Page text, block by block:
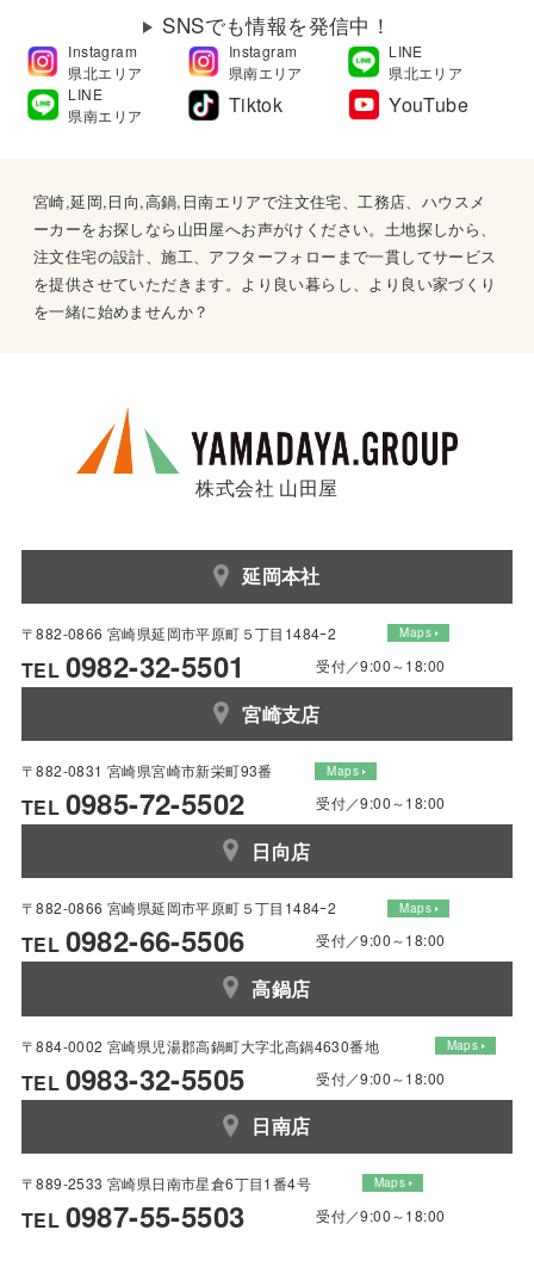
SNSでも情報を発信中！
Instagram
県北エリア
Instagram
県南エリア
LINE
県北エリア
LINE
県南エリア
Tiktok YouTube
宮崎,延岡,日向,高鍋,日南エリアで注文住宅、工務店、ハウスメ
ーカーをお探しなら山田屋へお声がけください。土地探しから、
注文住宅の設計、施工、アフターフォローまで一貫してサービス
を提供させていただきます。より良い暮らし、より良い家づくり
を一緒に始めませんか？
株式会社 山田屋
延岡本社
〒882-0866 宮崎県延岡市平原町５丁目1484ｰ2 Maps
TEL 0982-32-5501 受付／9:00～18:00
宮崎支店
〒882-0831 宮崎県宮崎市新栄町93番 Maps
TEL 0985-72-5502 受付／9:00～18:00
日向店
〒882-0866 宮崎県延岡市平原町５丁目1484ｰ2 Maps
TEL 0982-66-5506 受付／9:00～18:00
高鍋店
〒884-0002 宮崎県児湯郡高鍋町大字北高鍋4630番地 Maps
TEL 0983-32-5505 受付／9:00～18:00
日南店
〒889-2533 宮崎県日南市星倉6丁目1番4号 Maps
TEL 0987-55-5503 受付／9:00～18:00